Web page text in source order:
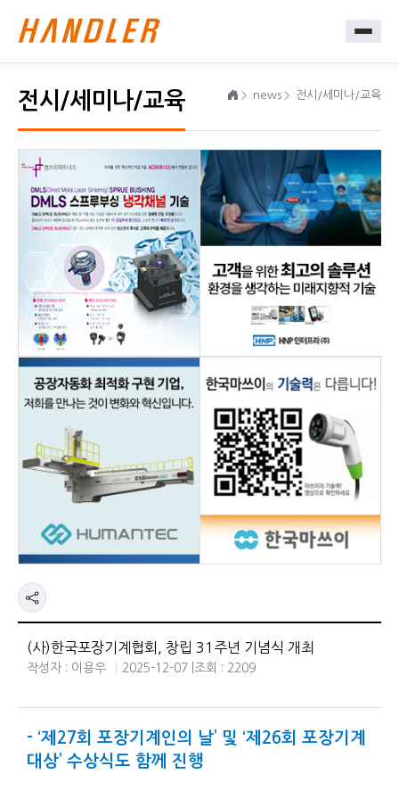
전시/세미나/교육 news 전시/세미나/교육
(사)한국포장기계협회, 창립 31주년 기념식 개최
작성자 : 이용우 2025-12-07 | 조회 : 2209
- ‘제27회 포장기계인의 날’ 및 ‘제26회 포장기계
대상’ 수상식도 함께 진행